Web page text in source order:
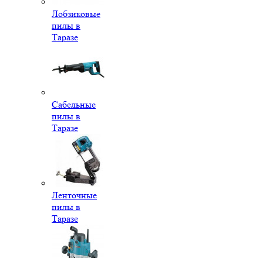
Лобзиковые
пилы в
Таразе
Сабельные
пилы в
Таразе
Ленточные
пилы в
Таразе